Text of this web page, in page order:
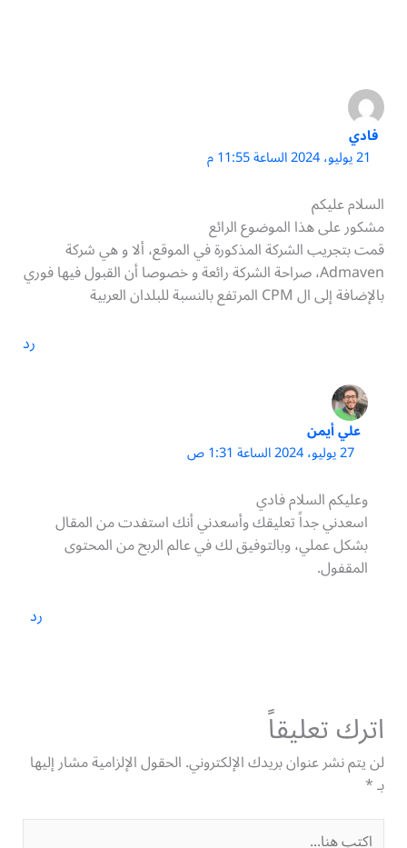
فادي
21 يوليو، 2024 الساعة 11:55 م
السلام عليكم
مشكور على هذا الموضوع الرائع
قمت بتجريب الشركة المذكورة في الموقع، ألا و هي شركة
Admaven، صراحة الشركة رائعة و خصوصا أن القبول فيها فوري
بالإضافة إلى ال CPM المرتفع بالنسبة للبلدان العربية
رد
علي أيمن
27 يوليو، 2024 الساعة 1:31 ص
وعليكم السلام فادي
اسعدني جداً تعليقك وأسعدني أنك استفدت من المقال
بشكل عملي، وبالتوفيق لك في عالم الربح من المحتوى
المقفول.
رد
اترك تعليقاً
لن يتم نشر عنوان بريدك الإلكتروني.الحقول الإلزامية مشار إليها
بـ*
اكتب